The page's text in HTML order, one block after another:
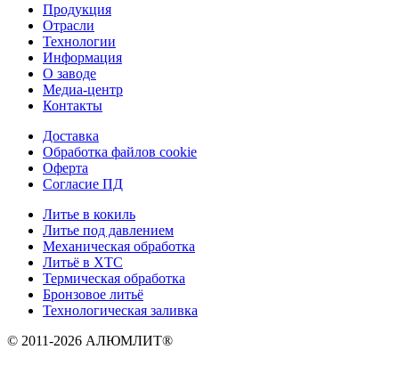
Продукция
Отрасли
Технологии
Информация
О заводе
Медиа-центр
Контакты
Доставка
Обработка файлов cookie
Оферта
Согласие ПД
Литье в кокиль
Литье под давлением
Механическая обработка
Литьё в ХТС
Термическая обработка
Бронзовое литьё
Технологическая заливка
© 2011-2026 АЛЮМЛИТ®